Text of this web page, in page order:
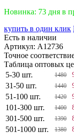
Новинка: 73 дня в
купить в один клик
Есть в наличии
Артикул: A12736
Точное
Таблица оптовых
5-30 шт.
1480
31-50 шт. 1440
51-100 шт. 1420
101-300 шт. 1400
301-500 шт. 1390
501-1000 шт. 1380